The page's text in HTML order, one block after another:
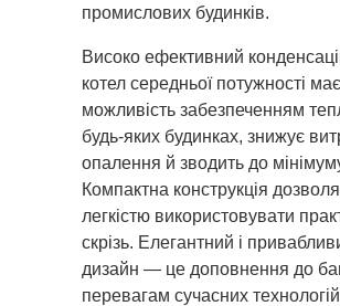
промислових будинків.
Високо ефективний
котел середньої потужності
можливість забезпеченням
будь-яких будинках, знижує
опалення й зводить до
Компактна конструкція
легкістю використовувати
скрізь. Елегантний і
дизайн — це доповнення до
перевагам сучасних технологій